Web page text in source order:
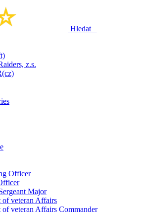
Hledat
z.s.
Officer
Major
of veteran Affairs
of veteran Affairs Commander